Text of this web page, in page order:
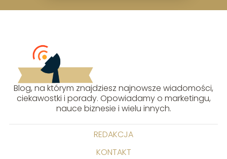
Blog, na którym znajdziesz najnowsze wiadomości,
ciekawostki i porady. Opowiadamy o marketingu,
nauce biznesie i wielu innych.
REDAKCJA
KONTAKT